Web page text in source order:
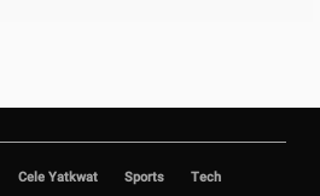
Cele Yatkwat Sports Tech